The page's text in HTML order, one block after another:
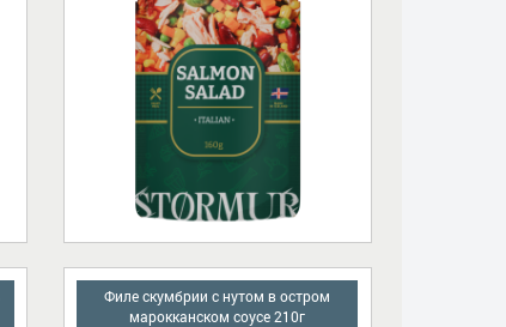
Филе скумбрии с нутом в остром
марокканском соусе 210г